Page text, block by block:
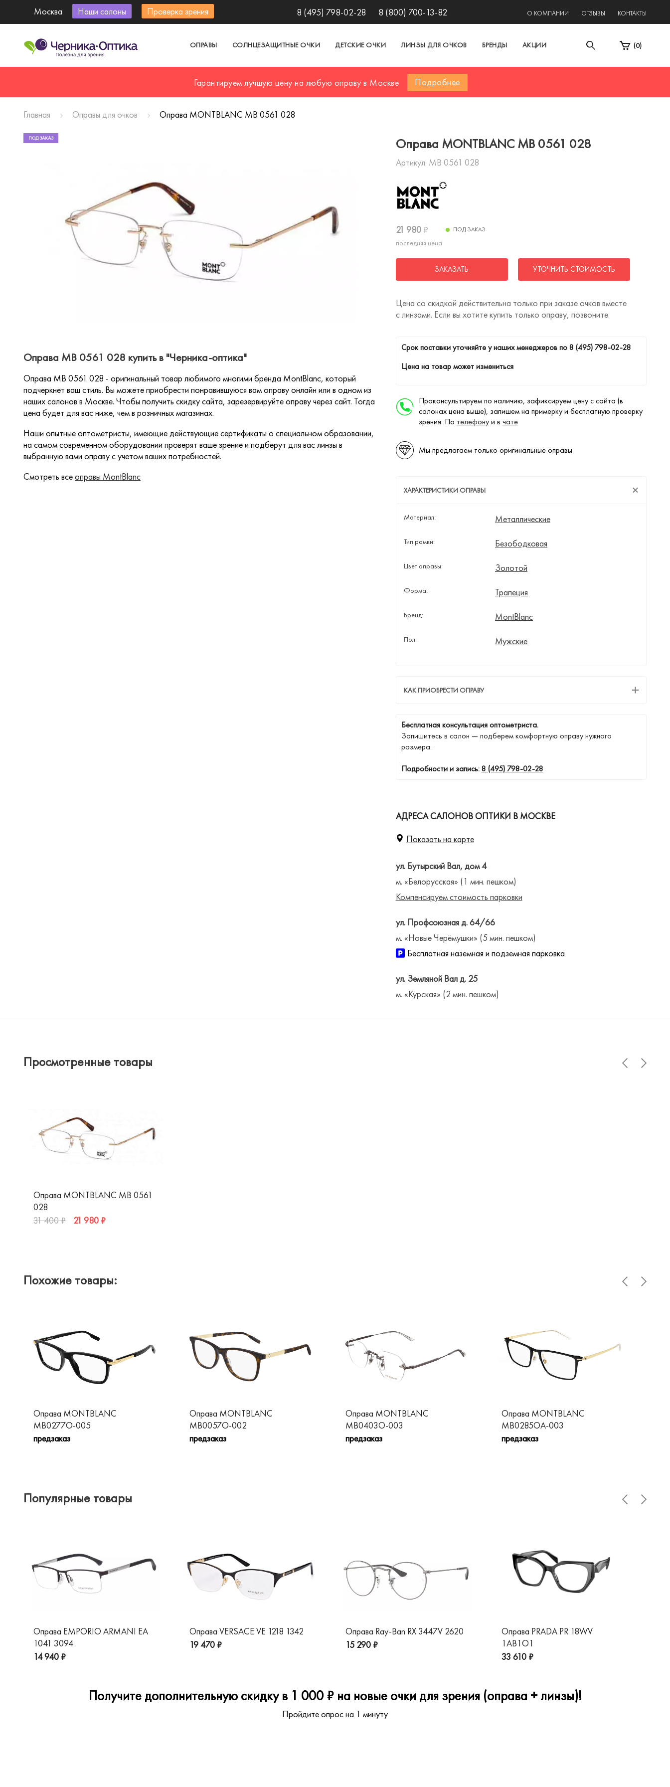
Москва Наши салоны Проверка зрения 8 (495) 798-02-28 8 (800) 700-13-82 О КОМПАНИИ ОТЗЫВЫ КОНТАКТЫ
ОПРАВЫ СОЛНЦЕЗАЩИТНЫЕ ОЧКИ ДЕТСКИЕ ОЧКИ ЛИНЗЫ ДЛЯ ОЧКОВ БРЕНДЫ АКЦИИ (0)
Гарантируем лучшую цену на любую оправу в Москве Подробнее
Главная Оправы для очков Оправа MONTBLANC MB 0561 028
Оправа MONTBLANC MB 0561 028
Артикул: MB 0561 028
21 980 ₽
последняя цена
ПОД ЗАКАЗ
ЗАКАЗАТЬ УТОЧНИТЬ СТОИМОСТЬ
Цена со скидкой действительна только при заказе очков вместе
с линзами. Если вы хотите купить только оправу, позвоните.
Cрок поставки уточняйте у наших менеджеров по8 (495) 798-02-28
Цена на товар может измениться
Проконсультируем по наличию, зафиксируем цену с сайта (в
салонах цена выше), запишем на примерку и бесплатную проверку
зрения. По телефонуи в чате
Мы предлагаем только оригинальные оправы
ХАРАКТЕРИСТИКИ ОПРАВЫ
Материал: Металлические
Тип рамки: Безободковая
Цвет оправы: Золотой
Форма: Трапеция
Бренд: MontBlanc
Пол: Мужские
КАК ПРИОБРЕСТИ ОПРАВУ
Бесплатная консультация оптометриста.
Запишитесь в салон — подберем комфортную оправу нужного
размера.
Подробности и запись:8 (495) 798-02-28
АДРЕСА САЛОНОВ ОПТИКИ В МОСКВЕ
Показать на карте
ул. Бутырский Вал, дом 4
м. «Белорусская» (1 мин. пешком)
Компенсируем стоимость парковки
ул. Профсоюзная д. 64/66
м. «Новые Черёмушки» (5 мин. пешком)
Бесплатная наземная и подземная парковка
ул. Земляной Вал д. 25
м. «Курская» (2 мин. пешком)
ПОД ЗАКАЗ
Оправа MB 0561 028 купить в "Черника-оптика"
Оправа MB 0561 028 - оригинальный товар любимого многими бренда MontBlanc, который
подчеркнет ваш стиль. Вы можете приобрести понравившуюся вам оправу онлайн или в одном из
наших салонов в Москве. Чтобы получить скидку сайта, зарезервируйте оправу через сайт. Тогда
цена будет для вас ниже, чем в розничных магазинах.
Наши опытные оптометристы, имеющие действующие сертификаты о специальном образовании,
на самом современном оборудовании проверят ваше зрение и подберут для вас линзы в
выбранную вами оправу с учетом ваших потребностей.
Смотреть всеоправы MontBlanc
Просмотренные товары
Оправа MONTBLANC MB 0561
028
31 400 ₽
21 980 ₽
Похожие товары:
Оправа MONTBLANC
MB0277O-005
предзаказ
Оправа MONTBLANC
MB0057O-002
предзаказ
Оправа MONTBLANC
MB0403O-003
предзаказ
Оправа MONTBLANC
MB0285OA-003
предзаказ
Популярные товары
Оправа EMPORIO ARMANI EA
1041 3094
14 940 ₽
Оправа VERSACE VE 1218 1342
19 470 ₽
Оправа Ray-Ban RX 3447V 2620
15 290 ₽
Оправа PRADA PR 18WV
1AB1O1
33 610 ₽
Получите дополнительную скидку в 1 000 ₽ на новые очки для зрения (оправа + линзы)!
Пройдите опрос на 1 минуту